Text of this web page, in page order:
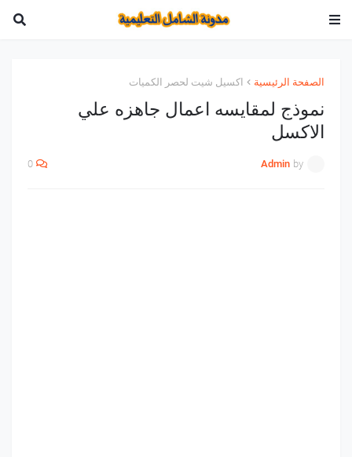
الصفحة الرئيسية اكسيل شيت لحصر الكميات
نموذج لمقايسه اعمال جاهزه علي
الاكسل
by
Admin
0